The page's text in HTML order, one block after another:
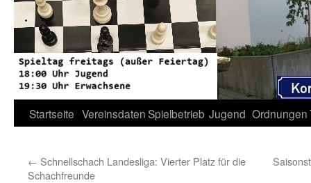
Startseite VereinsdatenSpielbetrieb Jugend Ordnungen
← Schnellschach Landesliga: Vierter Platz für die
Schachfreunde